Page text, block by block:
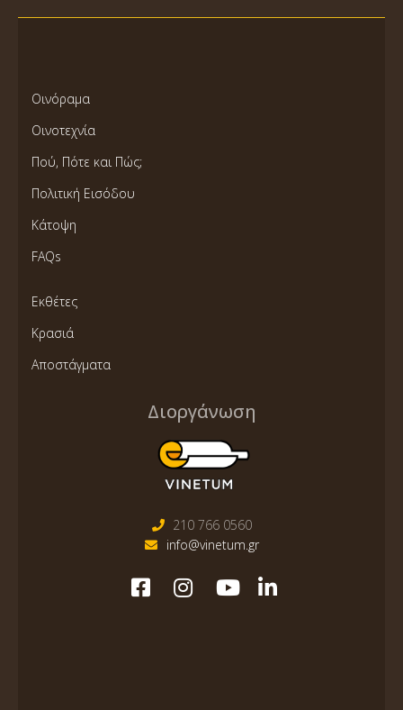
Οινόραμα
Οινοτεχνία
Πού, Πότε και Πώς;
Πολιτική Εισόδου
Κάτοψη
FAQs
Εκθέτες
Κρασιά
Αποστάγματα
Διοργάνωση
210 766 0560
info@vinetum.gr